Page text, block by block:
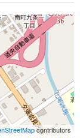
contributors